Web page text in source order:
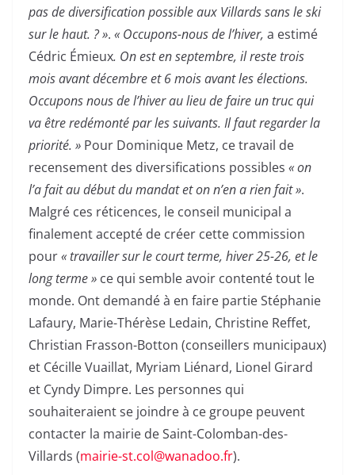
pas de diversification possible aux Villards sans le ski
sur le haut. ? ». « Occupons-nous de l’hiver, a estimé
Cédric Émieux. On est en septembre, il reste trois
mois avant décembre et 6 mois avant les élections.
Occupons nous de l’hiver au lieu de faire un truc qui
va être redémonté par les suivants. Il faut regarder la
priorité. » Pour Dominique Metz, ce travail de
recensement des diversifications possibles « on
l’a fait au début du mandat et on n’en a rien fait ».
Malgré ces réticences, le conseil municipal a
finalement accepté de créer cette commission
pour« travailler sur le court terme, hiver 25-26, et le
long terme » ce qui semble avoir contenté tout le
monde. Ont demandé à en faire partie Stéphanie
Lafaury, Marie-Thérèse Ledain, Christine Reffet,
Christian Frasson-Botton (conseillers municipaux)
et Cécille Vuaillat, Myriam Liénard, Lionel Girard
et Cyndy Dimpre. Les personnes qui
souhaiteraient se joindre à ce groupe peuvent
contacter la mairie de Saint-Colomban-des-
Villards (mairie-st.col@wanadoo.fr).